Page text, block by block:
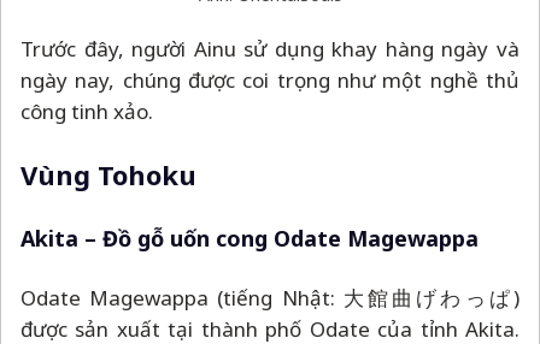
Trước đây, người Ainu sử dụng khay hàng ngày và
ngày nay, chúng được coi trọng như một nghề thủ
công tinh xảo.
Vùng Tohoku
Akita – Đồ gỗ uốn cong Odate Magewappa
Odate Magewappa (tiếng Nhật: 大館曲げわっぱ)
được sản xuất tại thành phố Odate của tỉnh Akita.